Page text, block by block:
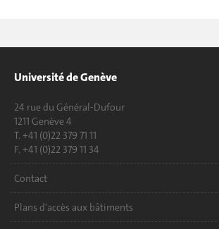
Université de Genève
24 rue du Général-Dufour
1211 Genève 4
T. +41 (0)22 379 71 11
F. +41 (0)22 379 11 34
Contact
Plans d'accès aux bâtiments